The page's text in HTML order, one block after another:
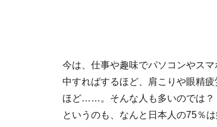
今は、仕事や趣味でパソコンやス
中すればするほど、肩こりや眼精
ほど……。そんな人も多いのでは？
というのも、なんと日本人の75％